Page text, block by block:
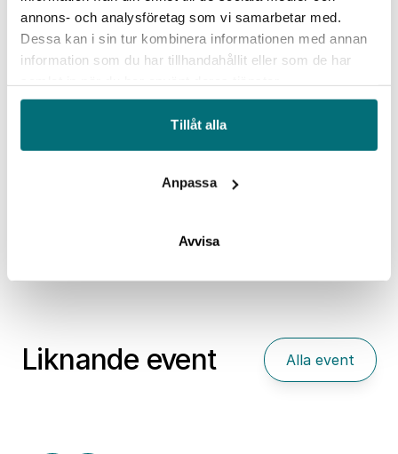
annons- och analysföretag som vi samarbetar med.
Dessa kan i sin tur kombinera informationen med annan
information som du har tillhandahållit eller som de har
Tillåt alla
Anpassa
Avvisa
Mats Larsson
Projektledare
mats.larsson@iucsyd.se
Heldag om kompetenserna som behövs
Liknande event Alla event